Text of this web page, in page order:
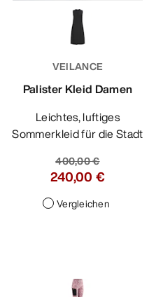
VEILANCE
Palister Kleid Damen
Leichtes, luftiges
Sommerkleid für die Stadt
400,00 €
240,00 €
Vergleichen